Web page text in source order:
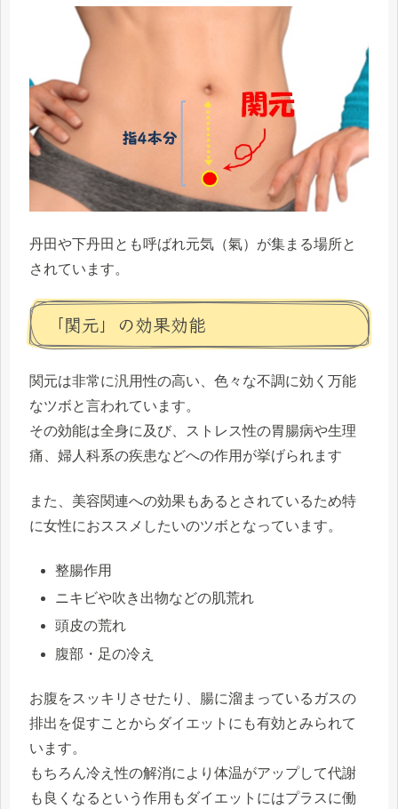
丹田や下丹田とも呼ばれ元気（氣）が集まる場所と
されています。
「関元」の効果効能
関元は非常に汎用性の高い、色々な不調に効く 万能
なツボと言われています。
その効能は全身に及び、ストレス性の胃腸病や生理
痛、婦人科系の疾患などへの作用が挙げられます
また、美容関連への効果もあるとされているため特
に女性におススメしたいのツボとなっています。
整腸作用
ニキビや吹き出物などの肌荒れ
頭皮の荒れ
腹部・足の冷え
お腹をスッキリさせたり、腸に溜まっているガスの
排出を促すことからダイエットにも有効とみられて
います。
もちろん冷え性の解消により体温がアップして代謝
も良くなるという作用もダイエットにはプラスに働